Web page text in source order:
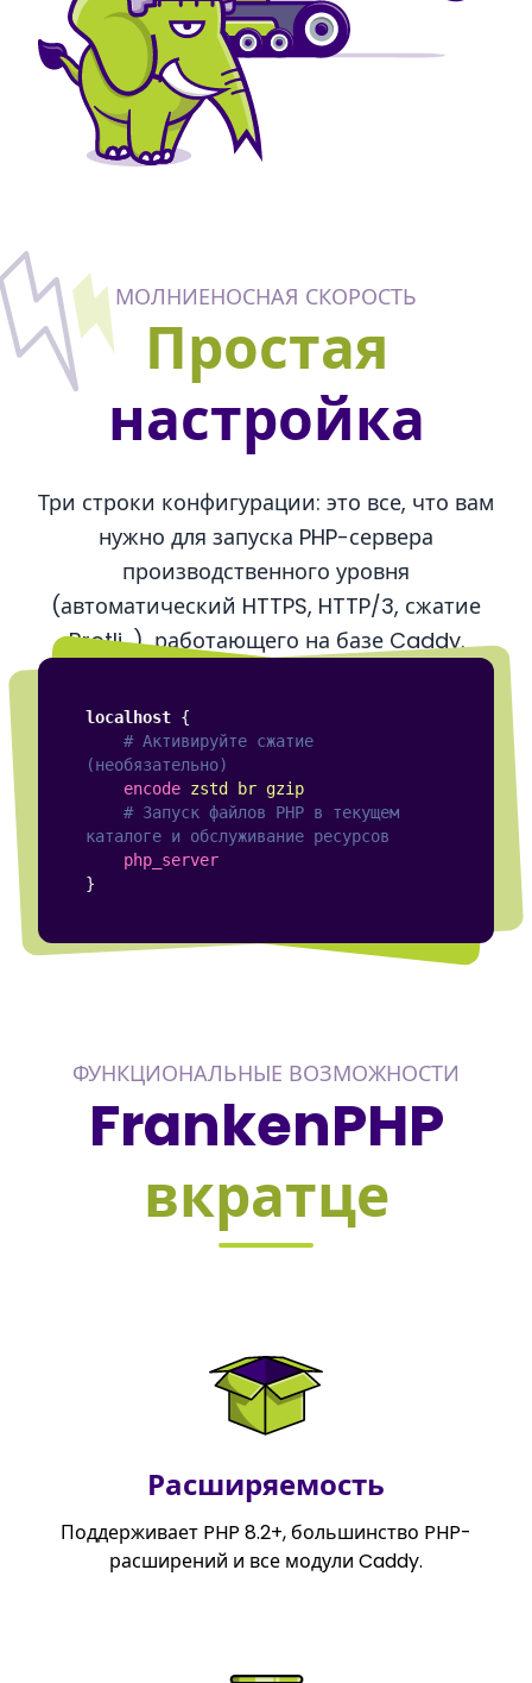
МОЛНИЕНОСНАЯ СКОРОСТЬ
Простая
настройка
Три строки конфигурации: это все, что вам
нужно для запуска PHP-сервера
производственного уровня
(автоматический HTTPS, HTTP/3, сжатие
Brotli…), работающего на базе Caddy.
localhost {
encode zstd br gzip
php_server
}
ФУНКЦИОНАЛЬНЫЕ ВОЗМОЖНОСТИ
FrankenPHP
вкратце
Расширяемость
Поддерживает PHP 8.2+, большинство PHP-
расширений и все модули Caddy.